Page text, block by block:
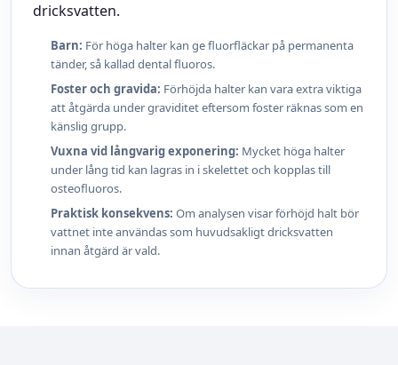
dricksvatten.
Barn: För höga halter kan ge fluorfläckar på permanenta
tänder, så kallad dental fluoros.
Foster och gravida: Förhöjda halter kan vara extra viktiga
att åtgärda under graviditet eftersom foster räknas som en
känslig grupp.
Vuxna vid långvarig exponering: Mycket höga halter
under lång tid kan lagras in i skelettet och kopplas till
osteofluoros.
Praktisk konsekvens: Om analysen visar förhöjd halt bör
vattnet inte användas som huvudsakligt dricksvatten
innan åtgärd är vald.